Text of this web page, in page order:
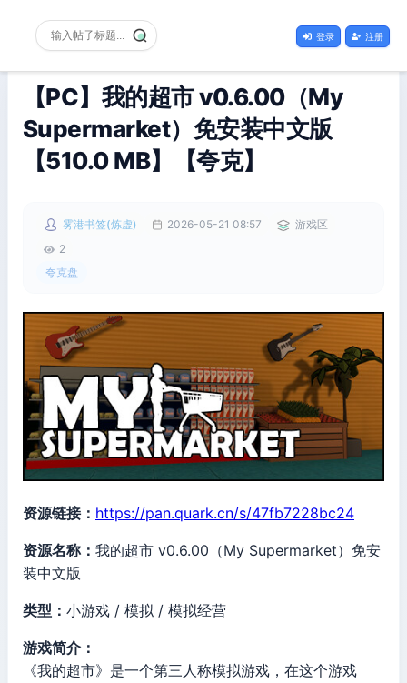
登录 注册
【PC】我的超市 v0.6.00（My
Supermarket）免安装中文版
【510.0 MB】【夸克】
雾港书签(炼虚) 2026-05-21 08:57
游戏区
2
夸克盘
资源链接： https://pan.quark.cn/s/47fb7228bc24
资源名称： 我的超市 v0.6.00（My Supermarket）免安
装中文版
类型： 小游戏 / 模拟 / 模拟经营
游戏简介：
《我的超市》是一个第三人称模拟游戏，在这个游戏